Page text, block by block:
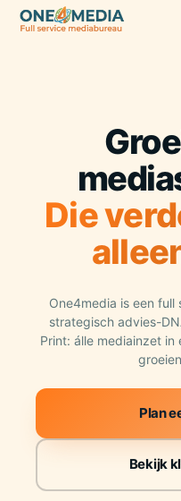
Die
One4media is een full
strategisch advies-
Print: álle mediainzet
Plan
Bekijk